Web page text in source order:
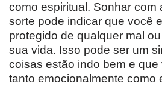
como espiritual. Sonhar com
sorte pode indicar que você
protegido de qualquer mal
sua vida. Isso pode ser um
coisas estão indo bem e
tanto emocionalmente como